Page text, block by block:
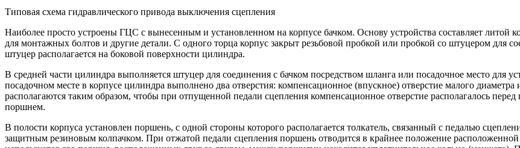
Типовая схема гидравлического привода выключения сцепления
Наиболее просто устроены ГЦС с вынесенным и установленном на корпусе бачком. Основу устройства составляет
для монтажных болтов и другие детали. С одного торца корпус закрыт резьбовой пробкой или пробкой со штуцером для
штуцер располагается на боковой поверхности цилиндра.
В средней части цилиндра выполняется штуцер для соединения с бачком посредством шланга или посадочное место для
посадочном месте в корпусе цилиндра выполнено два отверстия: компенсационное (впускное) отверстие малого
располагаются таким образом, чтобы при отпущенной педали сцепления компенсационное отверстие располагалось
поршнем.
В полости корпуса установлен поршень, с одной стороны которого располагается толкатель, связанный с педалью
защитным резиновым колпачком. При отжатой педали сцепления поршень отводится в крайнее положение